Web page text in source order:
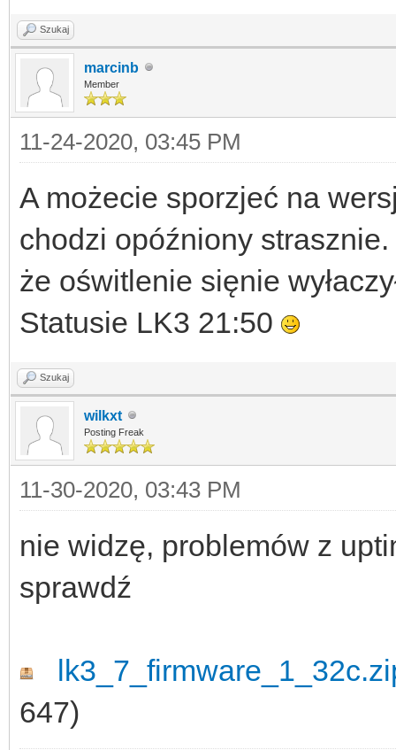
Szukaj
marcinb
Member
11-24-2020, 03:45 PM
A możecie sporzjeć na
chodzi opóźniony
że oświtlenie sięnie
Statusie LK3 21:50
Szukaj
wilkxt
Posting Freak
11-30-2020, 03:43 PM
nie widzę, problemów z
sprawdź
647)